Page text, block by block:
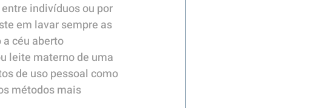
indivíduos ou por
em lavar sempre as
céu aberto
leite materno de uma
de uso pessoal como
métodos mais